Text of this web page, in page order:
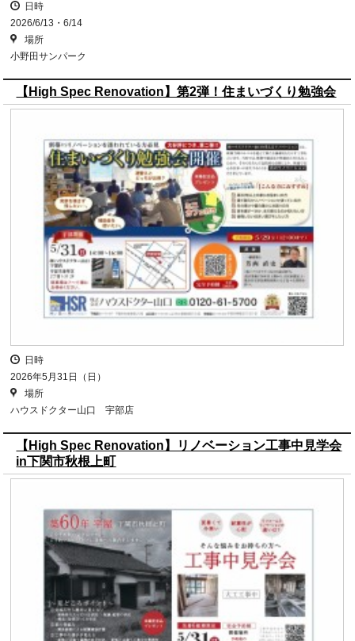
日時
2026/6/13・6/14
場所
小野田サンパーク
【High Spec Renovation】第2弾！住まいづくり勉強会
日時
2026年5月31日（日）
場所
ハウスドクター山口 宇部店
【High Spec Renovation】リノベーション工事中見学会
in下関市秋根上町